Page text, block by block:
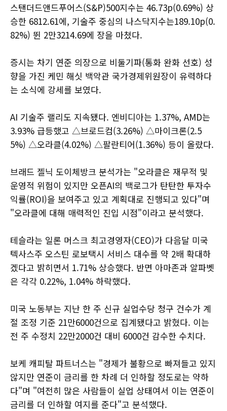
스탠더드앤드푸어스(S&P)500지수는 46.73p(0.69%) 상
승한 6812.61에, 기술주 중심의 나스닥지수는189.10p(0.
82%) 뛴 2만3214.69에 장을 마쳤다.
증시는 차기 연준 의장으로 비둘기파(통화 완화 선호) 성
향을 가진 케민 해싯 백악관 국가경제위원장이 유력하다
는 소식에 강세를 보였다.
AI 기술주 랠리도 지속됐다. 엔비디아는 1.37%, AMD는
3.93% 급등했고 △브로드컴(3.26%) △마이크론(2.5
5%) △오라클(4.02%) △팔란티어(1.36%) 등이 올랐다.
브래드 젤닉 도이체방크 분석가는 "오라클은 재무적 및
운영적 위험이 있지만 오픈AI의 백로그가 탄탄한 투자수
익률(ROI)을 보여주고 있고 계획대로 진행되고 있다"며
"오라클에 대해 매력적인 진입 시점"이라고 분석했다.
테슬라는 일론 머스크 최고경영자(CEO)가 다음달 미국
텍사스주 오스틴 로보택시 서비스 대수를 약 2배 확대하
겠다고 밝히면서 1.71% 상승했다. 반면 아마존과 알파벳
은 각각 0.22%, 1.04% 하락했다.
미국 노동부는 지난 한 주 신규 실업수당 청구 건수가 계
절 조정 기준 21만6000건으로 집계됐다고 밝혔다. 이는
전 주 수정치 22만2000건 대비 6000건 감수한 수치다.
보케 캐피탈 파트너스는 "경제가 불황으로 빠져들고 있지
않지만 연준이 금리를 한 차례 더 인하할 정도로는 약하
다"며 "여전히 많은 사람들이 실업 상태여서 이는 연준이
금리를 더 인하할 여지를 준다"고 분석했다.